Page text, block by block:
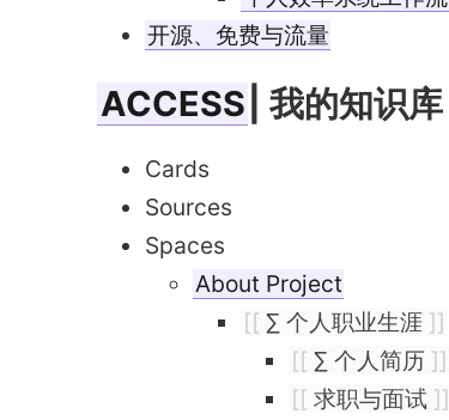
开源、免费与流量
ACCESS | 我的知识库
Cards
Sources
Spaces
About Project
[[ ∑ 个人职业生涯 ]]
[[ ∑ 个人简历 ]]
[[ 求职与面试 ]]